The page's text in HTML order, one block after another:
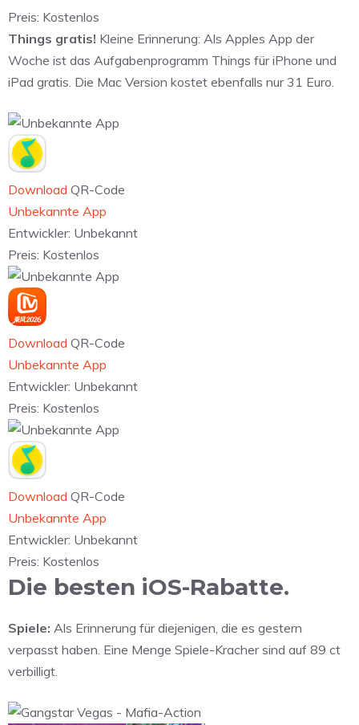
Preis: Kostenlos
Things gratis! Kleine Erinnerung: Als Apples App der
Woche ist das Aufgabenprogramm Things für iPhone und
iPad gratis. Die Mac Version kostet ebenfalls nur 31 Euro.
Download QR-Code
Unbekannte App
Entwickler: Unbekannt
Preis: Kostenlos
Download QR-Code
Unbekannte App
Entwickler: Unbekannt
Preis: Kostenlos
Download QR-Code
Unbekannte App
Entwickler: Unbekannt
Preis: Kostenlos
Die besten iOS-Rabatte.
Spiele: Als Erinnerung für diejenigen, die es gestern
verpasst haben. Eine Menge Spiele-Kracher sind auf 89 ct
verbilligt.